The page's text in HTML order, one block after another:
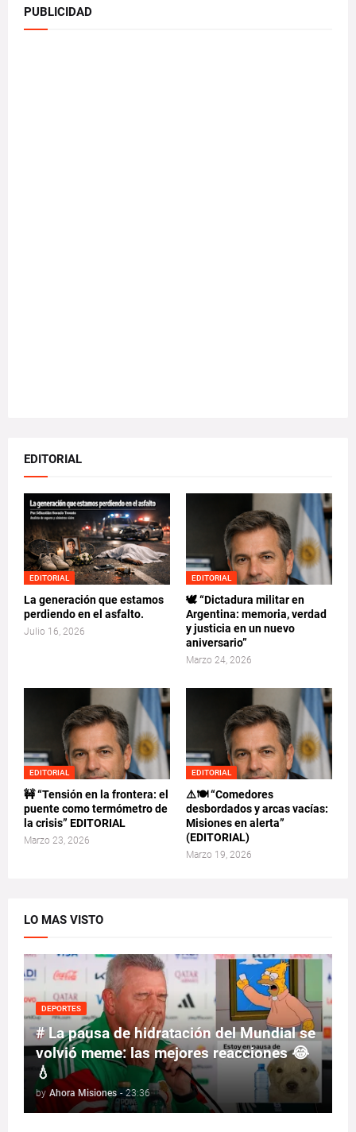
PUBLICIDAD
EDITORIAL
EDITORIAL
La generación que estamos
perdiendo en el asfalto.
Julio 16, 2026
EDITORIAL
🕊️ “Dictadura militar en
Argentina: memoria, verdad
y justicia en un nuevo
aniversario”
Marzo 24, 2026
EDITORIAL
🚧 “Tensión en la frontera: el
puente como termómetro de
la crisis” EDITORIAL
Marzo 23, 2026
EDITORIAL
⚠️🍽️ “Comedores
desbordados y arcas vacías:
Misiones en alerta”
(EDITORIAL)
Marzo 19, 2026
LO MAS VISTO
DEPORTES
# La pausa de hidratación del Mundial se
volvió meme: las mejores reacciones 😂
💧
by Ahora Misiones - 23:36